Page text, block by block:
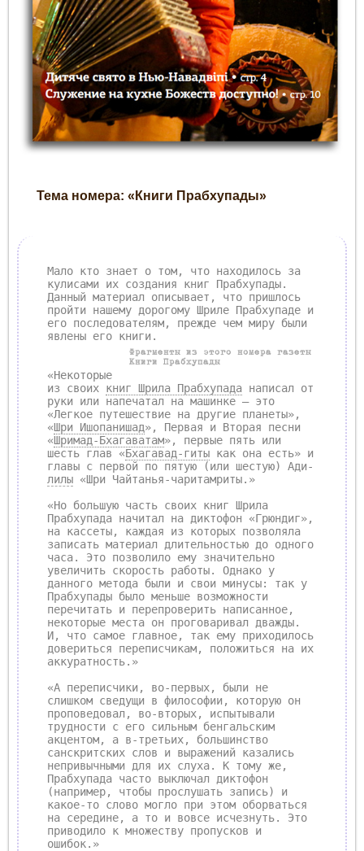
Тема номера: «Книги Прабхупады»
Мало кто знает о том, что находилось за
кулисами их создания книг Прабхупады.
Данный материал описывает, что пришлось
пройти нашему дорогому Шриле Прабхупаде и
его последователям, прежде чем миру были
явлены его книги.
Фрагменты из этого номера газеты
Книги Прабхупады
«Некоторые
из своих книг Шрила Прабхупада написал от
руки или напечатал на машинке — это
«Легкое путешествие на другие планеты»,
«Шри Ишопанишад», Первая и Вторая песни
«Шримад-Бхагаватам», первые пять или
шесть глав «Бхагавад-гиты как она есть» и
главы с первой по пятую (или шестую) Ади-
лилы «Шри Чайтанья-чаритамриты.»
«Но большую часть своих книг Шрила
Прабхупада начитал на диктофон «Грюндиг»,
на кассеты, каждая из которых позволяла
записать материал длительностью до одного
часа. Это позволило ему значительно
увеличить скорость работы. Однако у
данного метода были и свои минусы: так у
Прабхупады было меньше возможности
перечитать и перепроверить написанное,
некоторые места он проговаривал дважды.
И, что самое главное, так ему приходилось
довериться переписчикам, положиться на их
аккуратность.»
«А переписчики, во-первых, были не
слишком сведущи в философии, которую он
проповедовал, во-вторых, испытывали
трудности с его сильным бенгальским
акцентом, а в-третьих, большинство
санскритских слов и выражений казались
непривычными для их слуха. К тому же,
Прабхупада часто выключал диктофон
(например, чтобы прослушать запись) и
какое-то слово могло при этом оборваться
на середине, а то и вовсе исчезнуть. Это
приводило к множеству пропусков и
ошибок.»